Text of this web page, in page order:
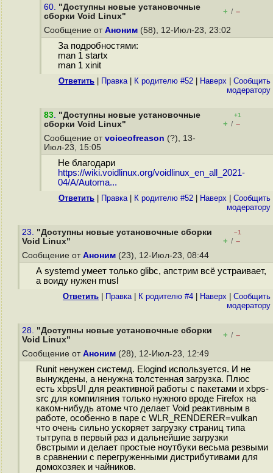
60. "Доступны новые установочные
сборки Void Linux"
+ / –
Сообщение от Аноним (58), 12-Июл-23, 23:02
За подробностями:
man 1 startx
man 1 xinit
Ответить Правка| К родителю #52 Наверх
Cообщить
модератору
83. "Доступны новые установочные
сборки Void Linux"
+1
+ / –
Сообщение от voiceofreason (?), 13-
Июл-23, 15:05
Не благодари
https://wiki.voidlinux.org/voidlinux_en_all_2021-
04/A/Automa...
Ответить Правка| К родителю #52 Наверх
Cообщить
модератору
23. "Доступны новые установочные сборки
Void Linux"
–1
+ / –
Сообщение от Аноним (23), 12-Июл-23, 08:44
А systemd умеет только glibc, апстрим всё устраивает,
а воиду нужен musl
Ответить Правка| К родителю #4 Наверх
Cообщить
модератору
28. "Доступны новые установочные сборки
Void Linux"
+ / –
Сообщение от Аноним (28), 12-Июл-23, 12:49
Runit ненужен системд. Elogind используется. И не
вынуждены, а ненужна толстенная загрузка. Плюс
есть xbpsUI для реактивной работы с пакетами и xbps-
src для компиляния только нужного вроде Firefox на
каком-нибудь атоме что делает Void реактивным в
работе, особенно в паре с WLR_RENDERER=vulkan
что очень сильно ускоряет загрузку страниц типа
тытрупа в первый раз и дальнейшие загрузки
бвстрыми и делает простые ноутбуки весьма резвыми
в сравнении с перегруженными дистрибутивами для
домохозяек и чайников.